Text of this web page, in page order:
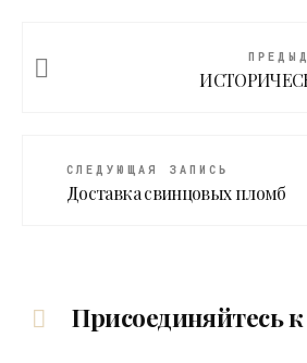
СЛЕДУЮЩАЯ ЗАПИСЬ
Доставка свинцовых пломб
Присоединяйтесь